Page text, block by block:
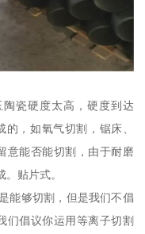
瓷硬度太高，硬度到达
的，如氧气切割，锯床、
意能否能切割，由于耐磨
贴片式。
能够切割，但是我们不倡
们倡议你运用等离子切割